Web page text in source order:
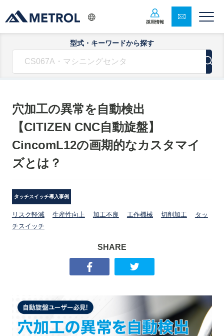
採用情報
型式・キーワードから探す
穴加工の異常を自動検出
【CITIZEN CNC自動旋盤】
CincomL12の画期的なカスタマイ
ズとは？
タッチスイッチ導入事例
リスク軽減 生産性向上 加工不良 工作機械 切削加工
タッ
チスイッチ
SHARE